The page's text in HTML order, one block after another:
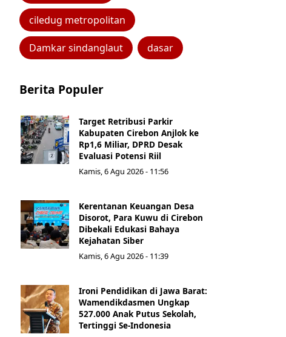
ciledug metropolitan
Damkar sindanglaut dasar
Berita Populer
Target Retribusi Parkir
Kabupaten Cirebon Anjlok ke
Rp1,6 Miliar, DPRD Desak
Evaluasi Potensi Riil
Kamis, 6 Agu 2026 - 11:56
Kerentanan Keuangan Desa
Disorot, Para Kuwu di Cirebon
Dibekali Edukasi Bahaya
Kejahatan Siber
Kamis, 6 Agu 2026 - 11:39
Ironi Pendidikan di Jawa Barat:
Wamendikdasmen Ungkap
527.000 Anak Putus Sekolah,
Tertinggi Se-Indonesia